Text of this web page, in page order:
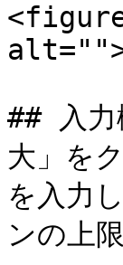
## 入力
大」を
を入力
ンの上